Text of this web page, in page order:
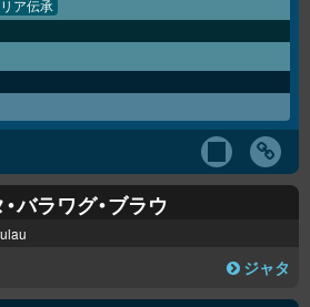
ア伝承
バラワグ・ブラウ
ジャタ